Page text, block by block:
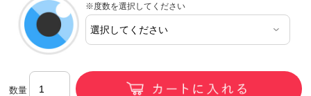
※度数を選択してください
数量